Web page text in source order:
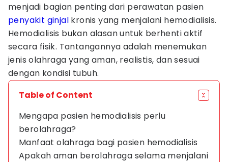
menjadi bagian penting dari perawatan pasien
penyakit ginjal kronis yang menjalani hemodialisis.
Hemodialisis bukan alasan untuk berhenti aktif
secara fisik. Tantangannya adalah menemukan
jenis olahraga yang aman, realistis, dan sesuai
dengan kondisi tubuh.
Table of Content
Mengapa pasien hemodialisis perlu
berolahraga?
Manfaat olahraga bagi pasien hemodialisis
Apakah aman berolahraga selama menjalani